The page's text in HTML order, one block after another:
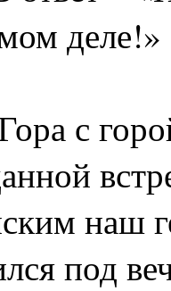
деле!»
с
наш
под